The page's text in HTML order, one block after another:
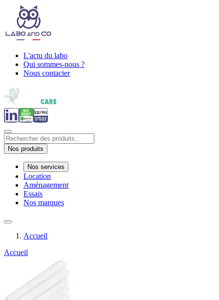
L'actu du labo
Qui sommes-nous ?
Nous contacter
Nos produits
Nos services
Location
Aménagement
Essais
Nos marques
Accueil
Accueil